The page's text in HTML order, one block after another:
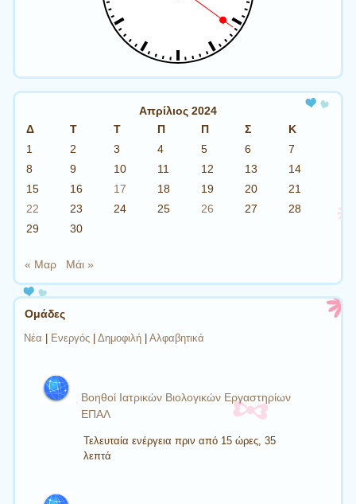
Απρίλιος 2024
Δ
Τ Τ Π Π Σ
Κ
1
2 3 4 5 6
7
8
9 10 11 12 13
14
15
16 17 18 19 20
21
22
23 24 25 26 27
28
29
30
« Μαρ Μάι »
Ομάδες
Νέα | Ενεργός | Δημοφιλή | Αλφαβητικά
Βοηθοί Ιατρικών Βιολογικών Εργαστηρίων
ΕΠΑΛ
Τελευταία ενέργεια πριν από 15 ώρες, 35
λεπτά